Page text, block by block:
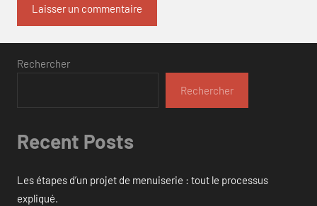
Rechercher
Rechercher
Recent Posts
Les étapes d’un projet de menuiserie : tout le processus
expliqué.